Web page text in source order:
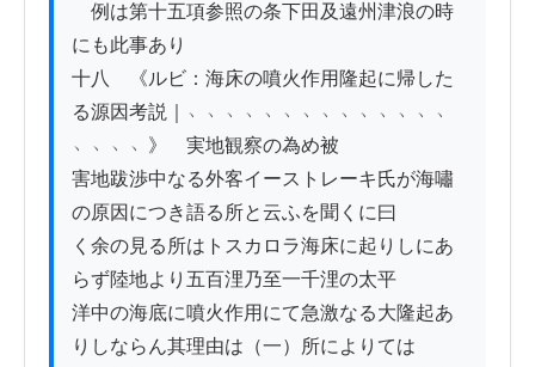
例は第十五項参照の条下田及遠州津浪の時
にも此事あり
十八　《ルビ：海床の噴火作用隆起に帰した
る源因考説｜﹅﹅﹅﹅﹅﹅﹅﹅﹅﹅﹅﹅﹅﹅
﹅﹅﹅﹅》　実地観察の為め被
害地跋渉中なる外客イーストレーキ氏が海嘯
の原因につき語る所と云ふを聞くに曰
く余の見る所はトスカロラ海床に起りしにあ
らず陸地より五百浬乃至一千浬の太平
洋中の海底に噴火作用にて急激なる大隆起あ
りしならん其理由は（一）所によりては